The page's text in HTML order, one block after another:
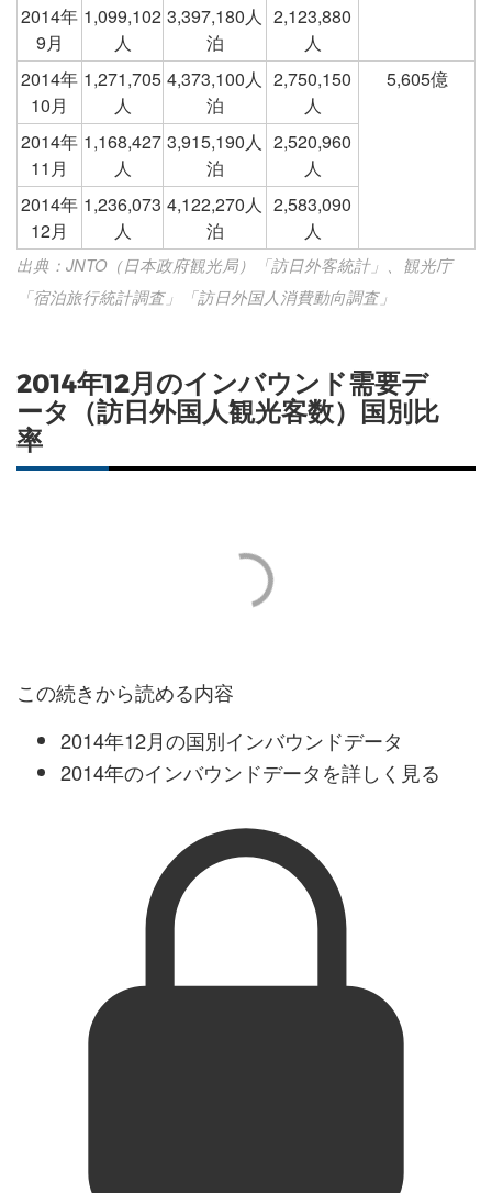
2014年
9月
1,099,102
人
3,397,180人
泊
2,123,880
人
2014年
10月
1,271,705
人
4,373,100人
泊
2,750,150
人
5,605億
2014年
11月
1,168,427
人
3,915,190人
泊
2,520,960
人
2014年
12月
1,236,073
人
4,122,270人
泊
2,583,090
人
出典：JNTO（日本政府観光局）「訪日外客統計」、観光庁
「宿泊旅行統計調査」「訪日外国人消費動向調査」
2014年12月のインバウンド需要デ
ータ（訪日外国人観光客数）国別比
率
この続きから読める内容
2014年12月の国別インバウンドデータ
2014年のインバウンドデータを詳しく見る